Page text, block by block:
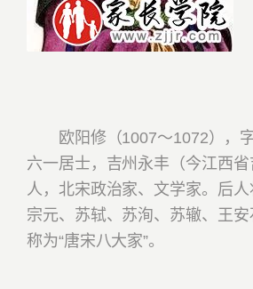
欧阳修（1007～1072），
六一居士，吉州永丰（今江西省
人，北宋政治家、文学家。后
宗元、苏轼、苏洵、苏辙、王
称为“唐宋八大家”。